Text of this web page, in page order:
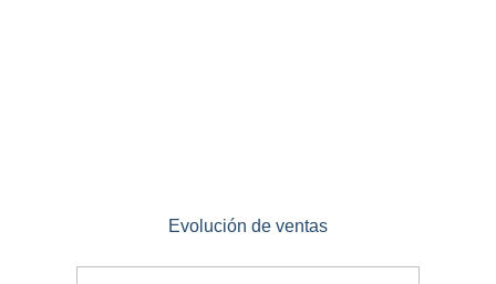
Evolución de ventas